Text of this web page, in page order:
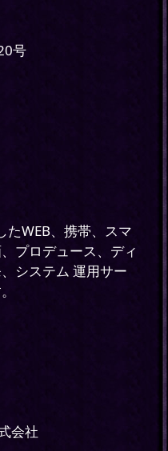
号
たWEB、携帯、スマ
プロデュース、ディ
システム 運用サー
会社